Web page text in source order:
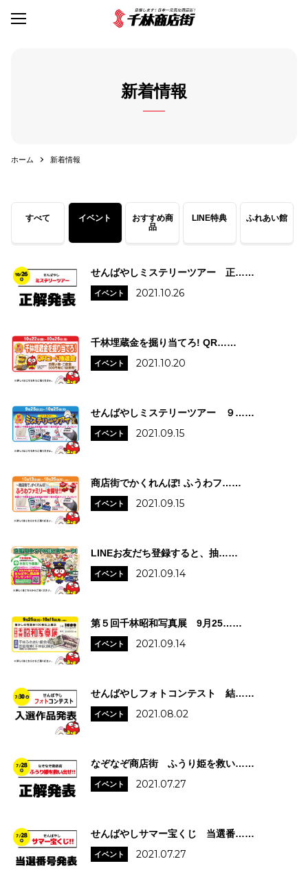
新着情報
ホーム 新着情報
すべて イベント
おすすめ商
品
LINE特典 ふれあい館
せんばやしミステリーツアー 正……
イベント 2021.10.26
千林埋蔵金を掘り当てろ! QR……
イベント 2021.10.20
せんばやしミステリーツアー ９……
イベント 2021.09.15
商店街でかくれんぼ! ふうわフ……
イベント 2021.09.15
LINEお友だち登録すると、抽……
イベント 2021.09.14
第５回千林昭和写真展 9月25……
イベント 2021.09.14
せんばやしフォトコンテスト 結……
イベント 2021.08.02
なぞなぞ商店街 ふうり姫を救い……
イベント 2021.07.27
せんばやしサマー宝くじ 当選番……
イベント 2021.07.27